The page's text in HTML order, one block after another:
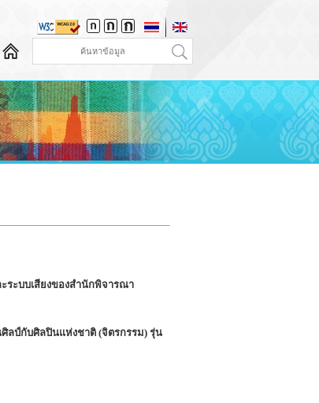
ระบบเสียงของสำนักพิจารณา
ลป์กับศิลปินแห่งชาติ (จิตรกรรม) รุ่น